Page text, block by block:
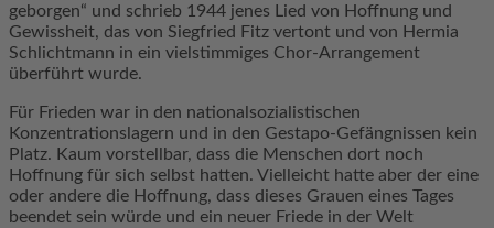
geborgen“ und schrieb 1944 jenes Lied von Hoffnung und
Gewissheit, das von Siegfried Fitz vertont und von Hermia
Schlichtmann in ein vielstimmiges Chor-Arrangement
überführt wurde.
Für Frieden war in den nationalsozialistischen
Konzentrationslagern und in den Gestapo-Gefängnissen kein
Platz. Kaum vorstellbar, dass die Menschen dort noch
Hoffnung für sich selbst hatten. Vielleicht hatte aber der eine
oder andere die Hoffnung, dass dieses Grauen eines Tages
beendet sein würde und ein neuer Friede in der Welt